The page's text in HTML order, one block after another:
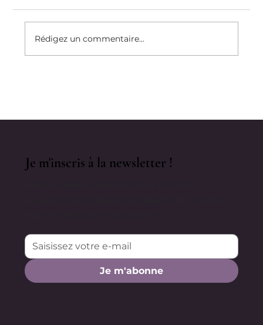
Rédigez un commentaire...
Je m'abonne
Je m'inscris à la newsletter !